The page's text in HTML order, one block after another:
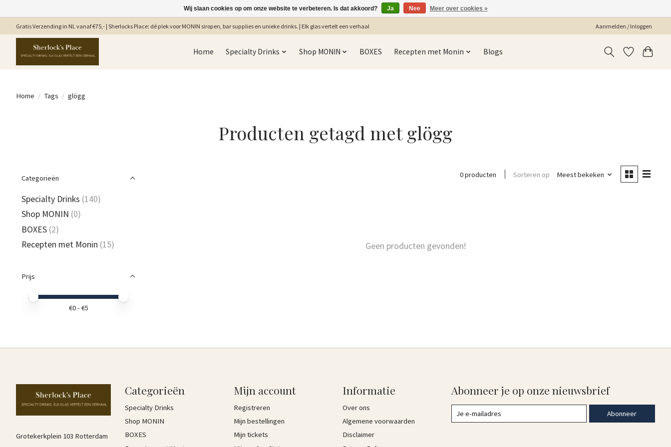
Gratis Verzending in NL vanaf €75,- | Sherlocks Place: dé plek voor MONIN siropen, bar supplies en unieke drinks. | Elk glas vertelt een verhaal Aanmelden / Inloggen
Home Specialty Drinks Shop MONIN BOXES Recepten met Monin Blogs
Home / Tags / glögg
Producten getagd met glögg
Categorieën
Specialty Drinks (140)
Shop MONIN (0)
BOXES (2)
Recepten met Monin (15)
Prijs
Minimale prijswaarde
Price maximum value
€0- €5
0 producten Sorteren op Meest bekeken
Geen producten gevonden!
Grotekerkplein 103 Rotterdam
Categorieën
Specialty Drinks
Shop MONIN
BOXES
Mijn account
Registreren
Mijn bestellingen
Mijn tickets
Informatie
Over ons
Algemene voorwaarden
Disclaimer
Abonneer je op onze nieuwsbrief
Abonneer
Wij slaan cookies op om onze website te verbeteren. Is dat akkoord? Ja Nee Meer over cookies »